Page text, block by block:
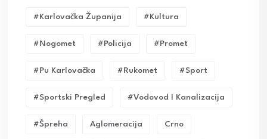
#karlovačka Županija #kultura
#nogomet #policija #promet
#pu Karlovačka #rukomet #sport
#sportski Pregled #vodovod I Kanalizacija
#Špreha Aglomeracija Crno